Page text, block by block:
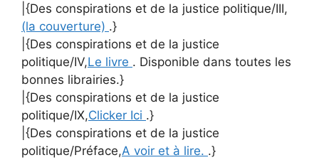
|{Des conspirations et de la justice politique/III,
(la couverture) .}
|{Des conspirations et de la justice
politique/IV,Le livre . Disponible dans toutes les
bonnes librairies.}
|{Des conspirations et de la justice
politique/IX,Clicker Ici .}
|{Des conspirations et de la justice
politique/Préface,A voir et à lire. .}